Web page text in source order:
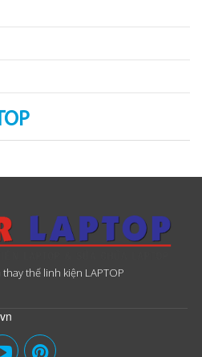
thế linh kiện LAPTOP